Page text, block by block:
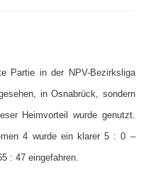
Partie in der NPV-Bezirksliga
in Osnabrück, sondern
Heimvorteil wurde genutzt.
4 wurde ein klarer 5 : 0 –
: 47 eingefahren.